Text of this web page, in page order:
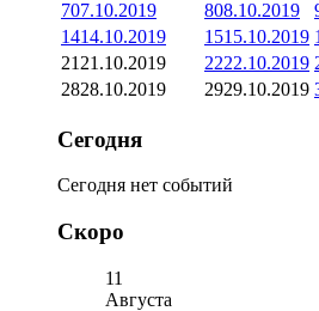
707.10.2019 808.10.2019
1414.10.2019 1515.10.2019
21 21.10.2019 2222.10.2019
2828.10.2019 2929.10.2019
Сегодня
Сегодня нет событий
Скоро
11
Августа